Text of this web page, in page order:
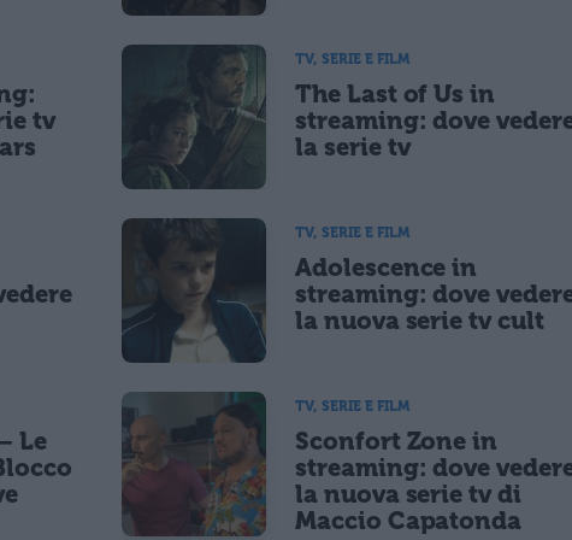
tv
TV, SERIE E FILM
The Last of Us in
streaming: dove
la serie tv
TV, SERIE E FILM
Adolescence in
streaming: dove
la nuova serie tv cult
Le
TV, SERIE E FILM
Sconfort Zone in
streaming: dove
la nuova serie tv di
Maccio Capatonda